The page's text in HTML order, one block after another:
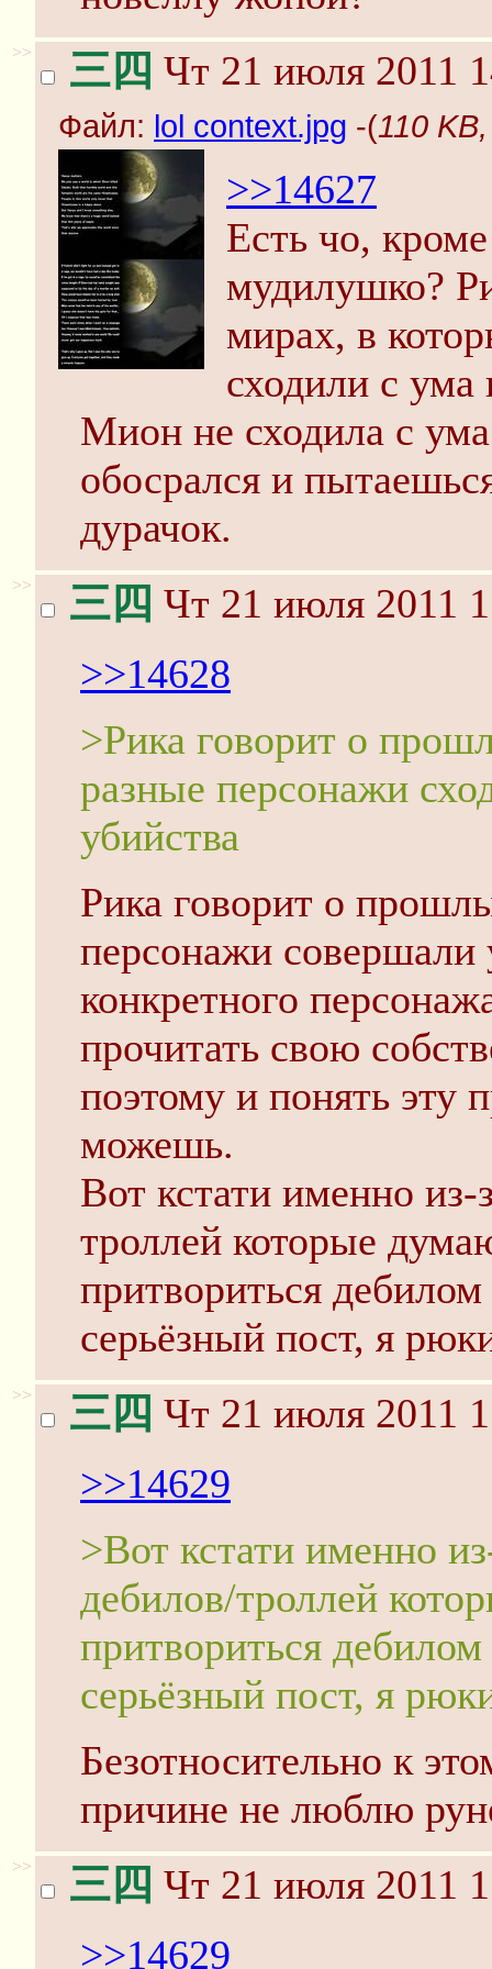
>> 三四 Чт 21 июля 2011
Файл: lol context.jpg -(110
>>14627
Есть чо,
мудилушко?
мирах, в
сходили с ума
Мион не сходила с
обосрался и
дурачок.
>> 三四 Чт 21 июля 2011
>>14628
>Рика говорит о
разные персонажи
убийства
Рика говорит о
персонажи совершали
конкретного
прочитать свою
поэтому и понять эту
можешь.
Вот кстати именно
троллей которые
притвориться дебилом
серьёзный пост, я
>> 三四 Чт 21 июля 2011
>>14629
>Вот кстати именно
дебилов/троллей
притвориться дебилом
серьёзный пост, я
Безотносительно к
причине не люблю
>> 三四 Чт 21 июля 2011
>>14629